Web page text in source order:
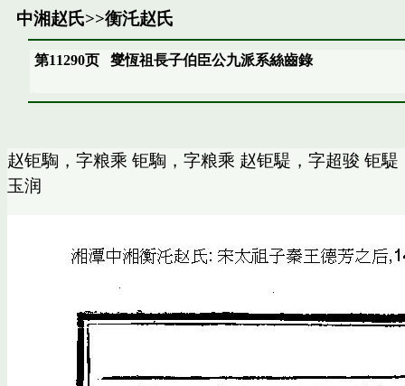
中湘赵氏>>衡汑赵氏
第11290页燮恆祖長子伯臣公九派系絲齒錄
赵钜騊，字粮乘 钜騊，字粮乘 赵钜騠，字超骏 钜
玉润